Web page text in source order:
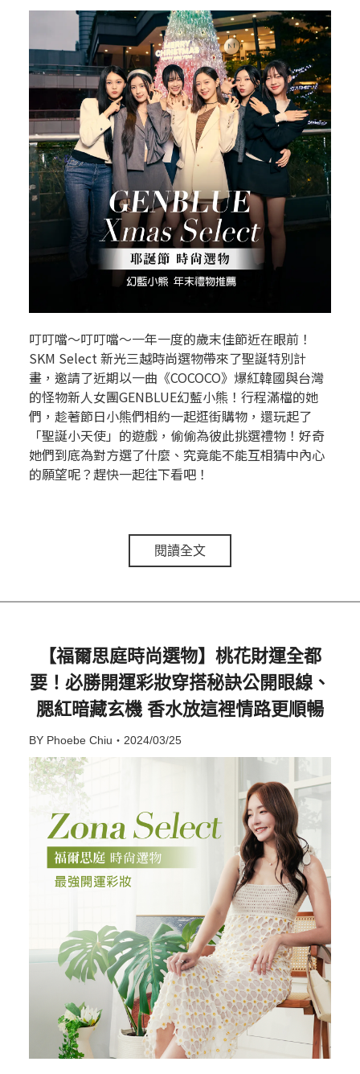
叮叮噹～叮叮噹～一年一度的歲末佳節近在眼前！
SKM Select 新光三越時尚選物帶來了聖誕特別計
畫，邀請了近期以一曲《COCOCO》爆紅韓國與台灣
的怪物新人女團GENBLUE幻藍小熊！行程滿檔的她
們，趁著節日小熊們相約一起逛街購物，還玩起了
「聖誕小天使」的遊戲，偷偷為彼此挑選禮物！好奇
她們到底為對方選了什麼、究竟能不能互相猜中內心
的願望呢？趕快一起往下看吧！
閱讀全文
【福爾思庭時尚選物】桃花財運全都
要！必勝開運彩妝穿搭秘訣公開眼線、
腮紅暗藏玄機 香水放這裡情路更順暢
BY Phoebe Chiu・2024/03/25